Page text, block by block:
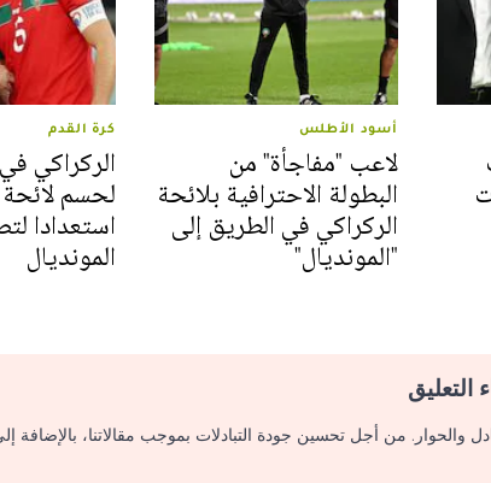
أسود الأطلس
لاعب "مفاجأة" من
البطولة الاحترافية بلائحة
الركراكي في الطريق إلى
"المونديال"
كرة القدم
الركراكي
لحسم لائحة
استعدادا
المونديال
والحوار. من أجل تحسين جودة التبادلات بموجب مقالاتنا،